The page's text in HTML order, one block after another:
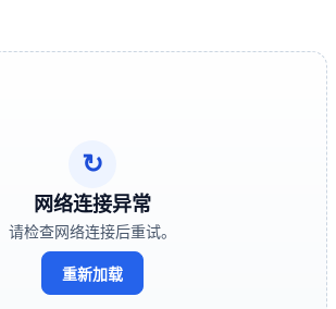
↻
网络连接异常
请检查网络连接后重试。
重新加载